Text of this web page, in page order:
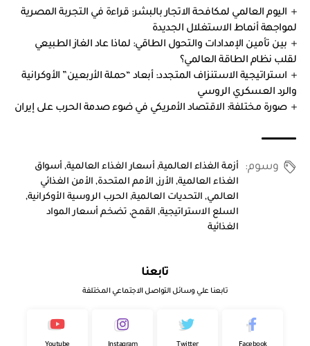
اليوم العالمي لمكافحة الاتجار بالبشر: قراءة في التجربة المصرية
لمواجهة أنماط الاستغلال الجديدة
بين تأمين الإمدادات والتحول الطاقي: لماذا عاد الغاز الطبيعي
لقلب نظام الطاقة العالمي؟
استراتيجية الاستنزاف المتجدد: أبعاد “حملة الأربعين” الأوكرانية
والرد العسكري الروسي
صورة مختلفة: الاقتصاد الأمريكي في ضوء صدمة الحرب على إيران
وسوم: أزمة الغذاء العالمية,أسعار الغذاء العالمية,أسواق
الغذاء العالمية,الأرز,الأمم المتحدة,الأمن الغذائي
العالمي, التحديات العالمية,الحرب الروسية الأوكرانية,
السلع الاستراتيجية,القمح,تضخم أسعار المواد
الغذائية
تابعنا
تابعنا علي وسائل التواصل الاجتماعي المختلفة